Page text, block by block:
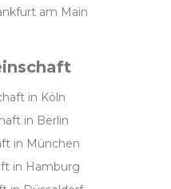
am Main
in Köln
in Berlin
in München
in Hamburg